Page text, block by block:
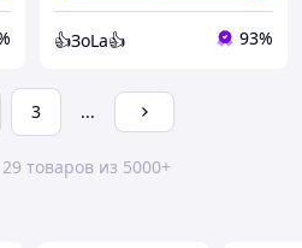
👍ЗоLa👍 93%
3 ...
товаров из 5000+